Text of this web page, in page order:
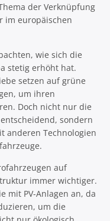
der Verknüpfung
im europäischen
wie sich die
stetig erhöht hat.
setzen auf grüne
um ihren
Doch nicht nur die
sondern
anderen Technologien
auf
immer wichtiger.
mit PV-Anlagen an, da
um die